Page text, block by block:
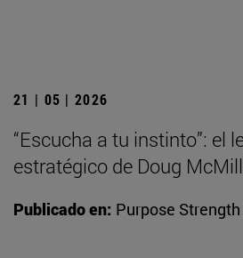
21 | 05 | 2026
“Escucha a tu instinto”: el
estratégico de Doug
Publicado en: Purpose